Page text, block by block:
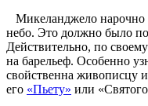
Микеланджело нарочно
небо. Это должно было
Действительно, по
на барельеф. Особенно
свойственна живописцу
его «Пьету» или